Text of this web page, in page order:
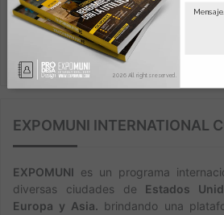
EXPOMUNI INTERNATIONAL
EXPOMUNI es un programa
diversas ciudades de Estados
Europa y Asia. brindando una
2026 All rights reserved.